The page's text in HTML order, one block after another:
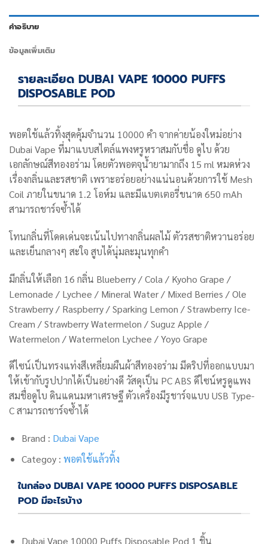
คำอธิบาย
ข้อมูลเพิ่มเติม
รายละเอียด DUBAI VAPE 10000 PUFFS
DISPOSABLE POD
พอตใช้แล้วทิ้งสุดคุ้มจำนวน 10000 คำ จากค่ายน้องใหม่อย่าง
Dubai Vape ที่มาแบบสไตล์แพงหรูหราสมกับชื่อ ดูไบ ด้วย
เอกลักษณ์สีทองอร่าม โดยตัวพอตจุน้ำยามากถึง 15 ml หมดห่วง
เรื่องกลิ่นและรสชาติ เพราะอร่อยอย่างแน่นอนด้วยการใช้ Mesh
Coil ภายในขนาด 1.2 โอห์ม และมีแบตเตอรี่ขนาด 650 mAh
สามารถชาร์จซ้ำได้
โทนกลิ่นที่โดดเด่นจะเน้นไปทางกลิ่นผลไม้ ตัวรสชาติหวานอร่อย
และเย็นกลางๆ สะใจ สูบได้นุ่มละมุนทุกคำ
มีกลิ่นให้เลือก 16 กลิ่น Blueberry / Cola / Kyoho Grape /
Lemonade / Lychee / Mineral Water / Mixed Berries / Ole
Strawberry / Raspberry / Sparking Lemon / Strawberry Ice-
Cream / Strawberry Watermelon / Suguz Apple /
Watermelon / Watermelon Lychee / Yoyo Grape
ดีไซน์เป็นทรงแท่งสีเหลี่ยมผืนผ้าสีทองอร่าม มีดริปที่ออกแบบมา
ให้เข้ากับรูปปากได้เป็นอย่างดี วัสดุเป็น PC ABS ดีไซน์หรูดูแพง
สมชื่อดูไบ ดินแดนมหาเศรษฐี ตัวเครื่องมีรูชาร์จแบบ USB Type-
C สามารถชาร์จซ้ำได้
Brand : Dubai Vape
Categoy : พอตใช้แล้วทิ้ง
ในกล่อง DUBAI VAPE 10000 PUFFS DISPOSABLE
POD มีอะไรบ้าง
Dubai Vape 10000 Puffs Disposable Pod 1 ชิ้น